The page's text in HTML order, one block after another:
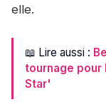
elle.
📖 Lire aussi :
tournage pour
Star'